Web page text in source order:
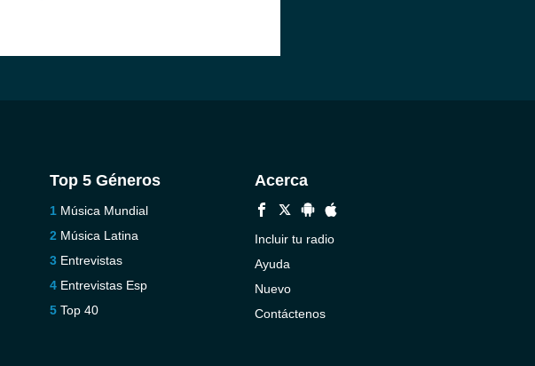
Top 5 Géneros
Música Mundial
Música Latina
Entrevistas
Entrevistas Esp
Top 40
Acerca
Incluir tu radio
Ayuda
Nuevo
Contáctenos